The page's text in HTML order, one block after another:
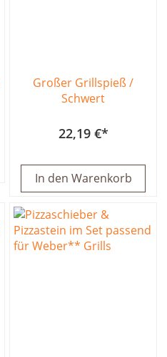
Großer Grillspieß /
Schwert
22,19 €
In den Warenkorb